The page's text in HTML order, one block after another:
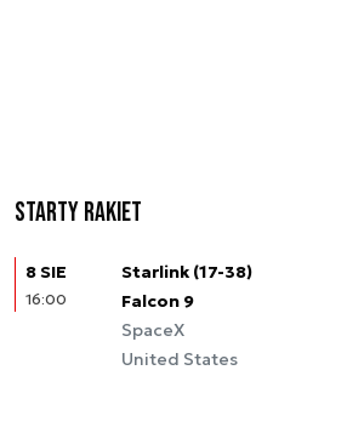
Starty rakiet
8 SIE
16:00
Starlink (17-38)
Falcon 9
SpaceX
United States